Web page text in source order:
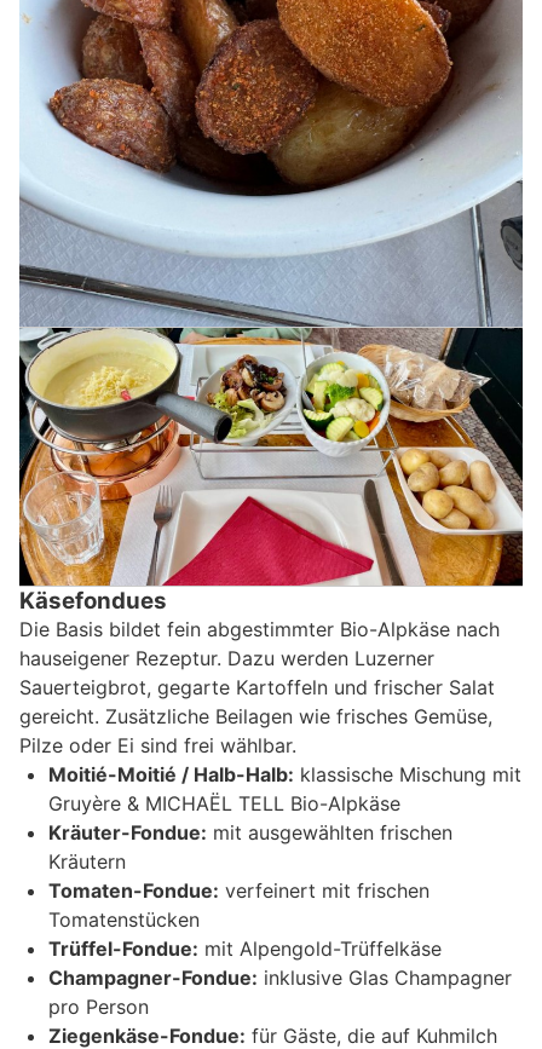
Käsefondues
Die Basis bildet fein abgestimmter Bio-Alpkäse nach
hauseigener Rezeptur. Dazu werden Luzerner
Sauerteigbrot, gegarte Kartoffeln und frischer Salat
gereicht. Zusätzliche Beilagen wie frisches Gemüse,
Pilze oder Ei sind frei wählbar.
Moitié-Moitié / Halb-Halb: klassische Mischung mit
Gruyère & MICHAËL TELL Bio-Alpkäse
Kräuter-Fondue: mit ausgewählten frischen
Kräutern
Tomaten-Fondue: verfeinert mit frischen
Tomatenstücken
Trüffel-Fondue: mit Alpengold-Trüffelkäse
Champagner-Fondue: inklusive Glas Champagner
pro Person
Ziegenkäse-Fondue: für Gäste, die auf Kuhmilch